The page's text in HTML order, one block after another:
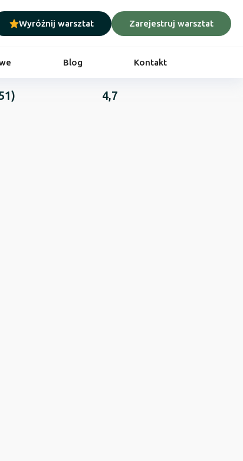
Wyróżnij warsztat Zarejestruj warsztat
Blog Kontakt
4,7